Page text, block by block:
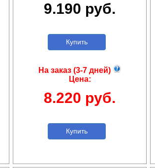
9.190 руб.
Купить
На заказ (3-7 дней)
Цена:
8.220 руб.
Купить